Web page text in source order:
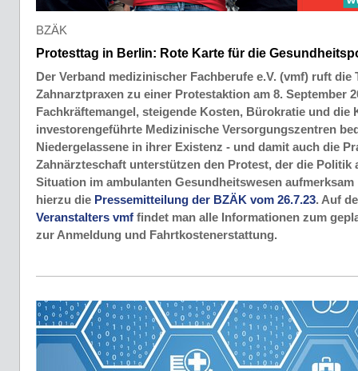
BZÄK
Protesttag in Berlin: Rote Karte für die
Der Verband medizinischer Fachberufe e.V. (vmf) ruft die
Zahnarztpraxen zu einer Protestaktion am 8. September
Fachkräftemangel, steigende Kosten, Bürokratie und die
investorengeführte Medizinische Versorgungszentren
Niedergelassene in ihrer Existenz - und damit auch die
Zahnärzteschaft unterstützen den Protest, der die Politik
Situation im ambulanten Gesundheitswesen aufmerksam
hierzu die Pressemitteilung der BZÄK vom 26.7.23. Auf
Veranstalters vmf findet man alle Informationen zum
zur Anmeldung und Fahrtkostenerstattung.